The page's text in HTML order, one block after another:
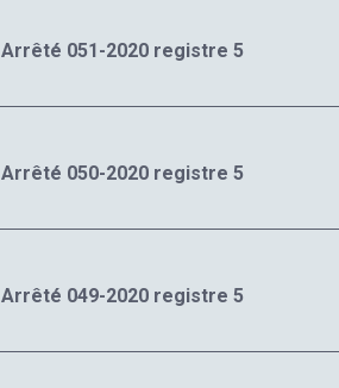
Arrêté 051-2020 registre 5
Arrêté 050-2020 registre 5
Arrêté 049-2020 registre 5